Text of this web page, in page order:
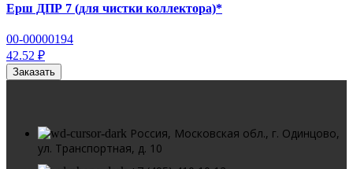
Ерш ДПР 7 (для чистки коллектора)*
00-00000194
42.52 ₽
Заказать
Россия, Московская обл., г. Одинцово,
ул. Транспортная, д. 10